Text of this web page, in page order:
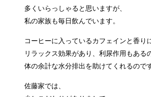
多くいらっしゃると思いますが、
私の家族も毎日飲んでいます。
コーヒーに入っているカフェインと香り
リラックス効果があり、利尿作用もある
体の余計な水分排出を助けてくれるのです
佐藤家では、